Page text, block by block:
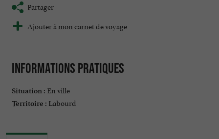
Partager
Ajouter à mon carnet de voyage
Informations pratiques
Situation : En ville
Territoire : Labourd